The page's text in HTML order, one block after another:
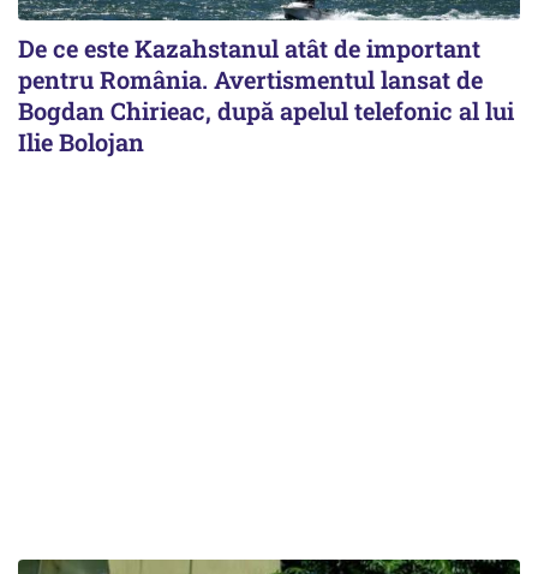
De ce este Kazahstanul atât de important
pentru România. Avertismentul lansat de
Bogdan Chirieac, după apelul telefonic al lui
Ilie Bolojan